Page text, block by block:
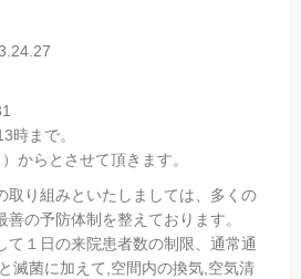
時まで。
からとさせて頂きます。
取り組みといたしましては、多くの
の予防体制を整えております。
て１日の来院患者数の制限、通常通
滅菌に加えて,空間内の換気,空気清